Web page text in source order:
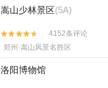
嵩山少林景区(5A)


4152条评论
郑州·嵩山风景名胜区
洛阳博物馆